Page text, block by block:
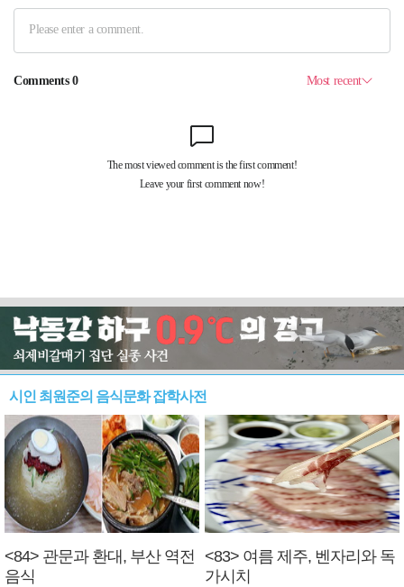
시인 최원준의 음식문화 잡학사전
<84> 관문과 환대, 부산 역전
음식
<83> 여름 제주, 벤자리와 독
가시치